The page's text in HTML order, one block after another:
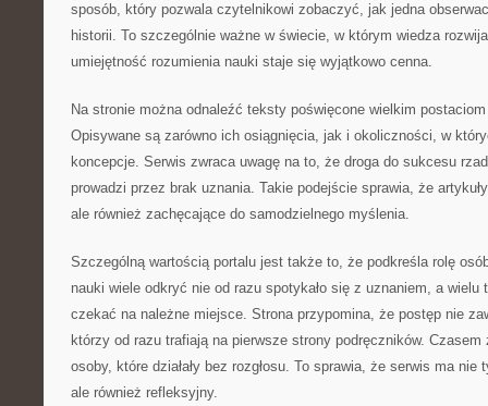
sposób, który pozwala czytelnikowi zobaczyć, jak jedna
historii. To szczególnie ważne w świecie, w którym wiedza
umiejętność rozumienia nauki staje się wyjątkowo cenna.
Na stronie można odnaleźć teksty poświęcone wielkim
Opisywane są zarówno ich osiągnięcia, jak i okoliczności, w
koncepcje. Serwis zwraca uwagę na to, że droga do sukcesu
prowadzi przez brak uznania. Takie podejście sprawia, że
ale również zachęcające do samodzielnego myślenia.
Szczególną wartością portalu jest także to, że podkreśla rolę
nauki wiele odkryć nie od razu spotykało się z uznaniem, a wielu
czekać na należne miejsce. Strona przypomina, że postęp nie
którzy od razu trafiają na pierwsze strony podręczników.
osoby, które działały bez rozgłosu. To sprawia, że serwis ma
ale również refleksyjny.